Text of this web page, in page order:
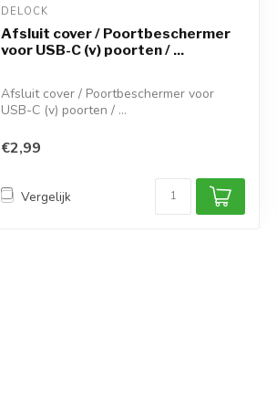
DELOCK
Afsluit cover / Poortbeschermer
voor USB-C (v) poorten / ...
Afsluit cover / Poortbeschermer voor
USB-C (v) poorten / ...
€2,99
Vergelijk